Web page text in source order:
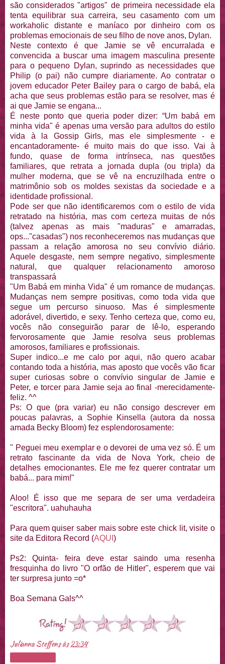
são considerados "artigos" de primeira necessidade ela
tenta equilibrar sua carreira, seu casamento com um
workaholic distante e maníaco por dinheiro com os
problemas emocionais de seu filho de nove anos, Dylan.
Neste contexto é que Jamie se vê encurralada e
convencida a buscar uma imagem masculina presente
para o pequeno Dylan, suprindo as necessidades que
Philip (o pai) não cumpre diariamente. Ao contratar o
jovem educador Peter Bailey para o cargo de babá, ela
acha que seus problemas estão para se resolver, mas é
ai que Jamie se engana...
É neste ponto que queria poder dizer: “Um babá em
minha vida" é apenas uma versão para adultos do estilo
vida à la Gossip Girls, mas ele simplesmente - e
encantadoramente- é muito mais do que isso. Vai à
fundo, quase de forma intrínseca, nas questões
familiares, que retrata a jornada dupla (ou tripla) da
mulher moderna, que se vê na encruzilhada entre o
matrimônio sob os moldes sexistas da sociedade e a
identidade profissional.
Pode ser que não identificaremos com o estilo de vida
retratado na história, mas com certeza muitas de nós
(talvez apenas as mais "maduras" e amarradas,
ops..."casadas") nos reconheceremos nas mudanças que
passam a relação amorosa no seu convívio diário.
Aquele desgaste, nem sempre negativo, simplesmente
natural, que qualquer relacionamento amoroso
transpassará
"Um Babá em minha Vida" é um romance de mudanças.
Mudanças nem sempre positivas, como toda vida que
segue um percurso sinuoso. Mas é simplesmente
adorável, divertido, e sexy. Tenho certeza que, como eu,
vocês não conseguirão parar de lê-lo, esperando
fervorosamente que Jamie resolva seus problemas
amorosos, familiares e profissionais.
Super indico...e me calo por aqui, não quero acabar
contando toda a história, mas aposto que vocês vão ficar
super curiosas sobre o convívio singular de Jamie e
Peter, e torcer para Jamie seja ao final -merecidamente-
feliz. ^^
Ps: O que (pra variar) eu não consigo descrever em
poucas palavras, a Sophie Kinsella (autora da nossa
amada Becky Bloom) fez esplendorosamente:
" Peguei meu exemplar e o devorei de uma vez só. É um
retrato fascinante da vida de Nova York, cheio de
detalhes emocionantes. Ele me fez querer contratar um
babá... para mim!"
Aloo! É isso que me separa de ser uma verdadeira
"escritora". uahuhauha
Para quem quiser saber mais sobre este chick lit, visite o
site da Editora Record (AQUI )
Ps2: Quinta- feira deve estar saindo uma resenha
fresquinha do livro "O orfão de Hitler", esperem que vai
ter surpresa junto =o*
Boa Semana Gals^^
Julianna Steffensàs23:34